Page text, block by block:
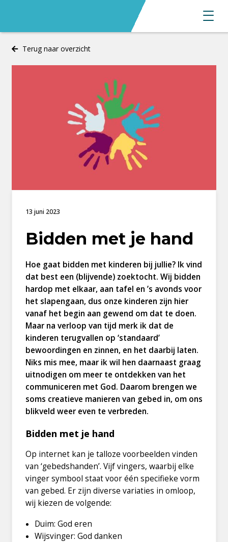
Terug naar overzicht
13 juni 2023
Bidden met je hand
Hoe gaat bidden met kinderen bij jullie? Ik vind
dat best een (blijvende) zoektocht. Wij bidden
hardop met elkaar, aan tafel en ’s avonds voor
het slapengaan, dus onze kinderen zijn hier
vanaf het begin aan gewend om dat te doen.
Maar na verloop van tijd merk ik dat de
kinderen terugvallen op ‘standaard’
bewoordingen en zinnen, en het daarbij laten.
Niks mis mee, maar ik wil hen daarnaast graag
uitnodigen om meer te ontdekken van het
communiceren met God. Daarom brengen we
soms creatieve manieren van gebed in, om ons
blikveld weer even te verbreden.
Bidden met je hand
Op internet kan je talloze voorbeelden vinden
van ‘gebedshanden’. Vijf vingers, waarbij elke
vinger symbool staat voor één specifieke vorm
van gebed. Er zijn diverse variaties in omloop,
wij kiezen de volgende:
Duim: God eren
Wijsvinger: God danken